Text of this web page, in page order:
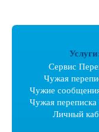
Сервис
Чужая
Чужие
Чужая переписка
Личный